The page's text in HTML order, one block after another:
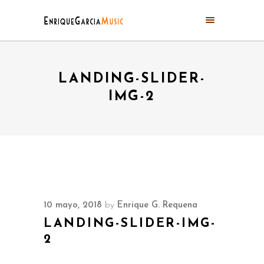
LANDING-SLIDER-
IMG-2
10 mayo, 2018 by Enrique G. Requena
LANDING-SLIDER-IMG-
2